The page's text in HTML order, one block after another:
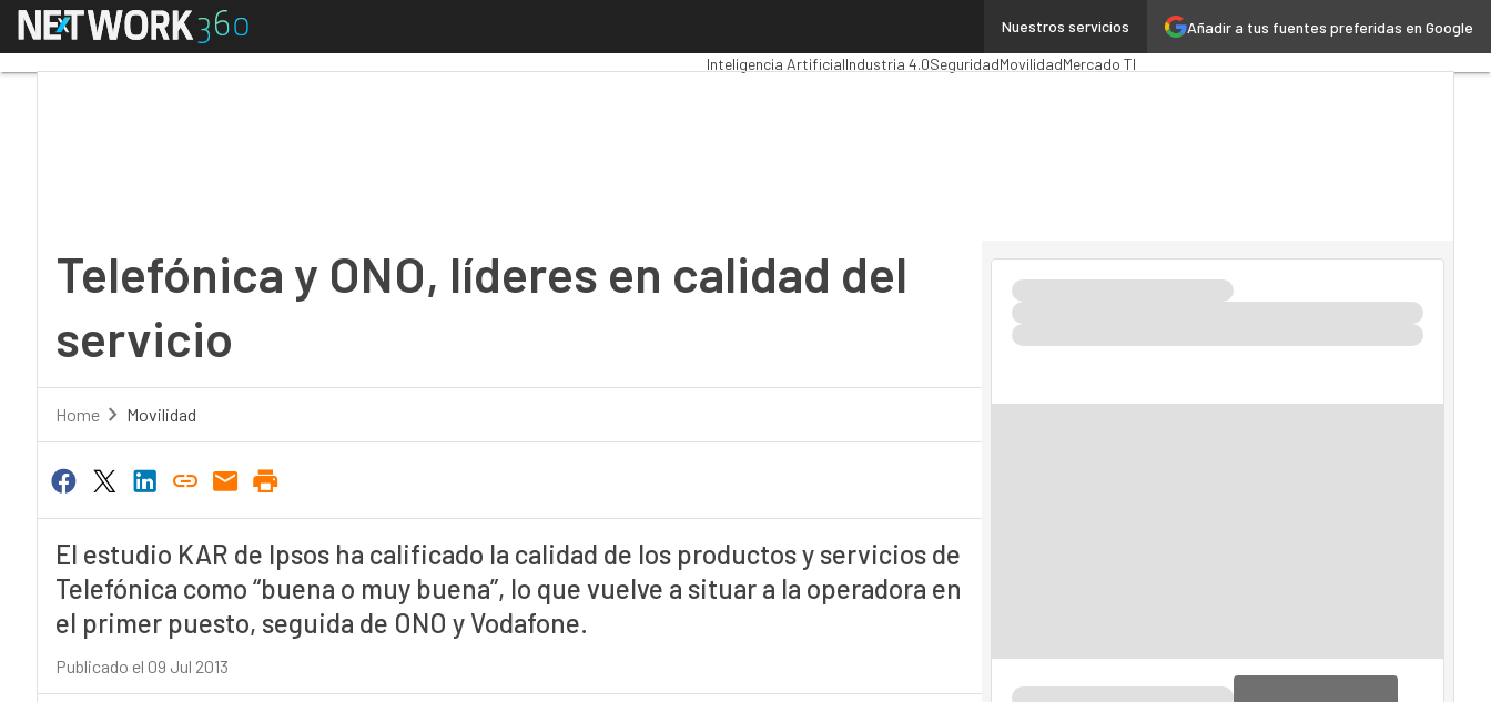
Añadir a tus fuentes preferidas en Google
Nuestros servicios
Menú Administración PúblicaMarTechCloud
Inteligencia ArtificialIndustria 4.0SeguridadMovilidadMercado TI
Telefónica y ONO, líderes en calidad del
servicio
Home Movilidad
El estudio KAR de Ipsos ha calificado la calidad de los productos y servicios de
Telefónica como “buena o muy buena”, lo que vuelve a situar a la operadora en
el primer puesto, seguida de ONO y Vodafone.
Publicado el 09 Jul 2013